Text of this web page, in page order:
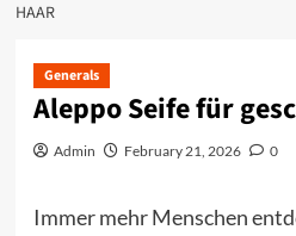
HAAR
Generals
Aleppo Seife für
Admin February 21, 2026 0
Immer mehr Menschen